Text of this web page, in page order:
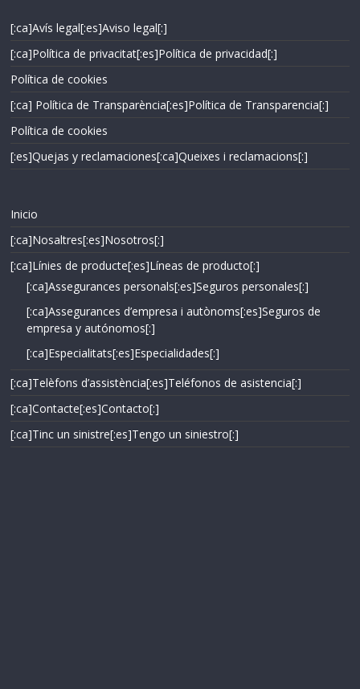
[:ca]Avís legal[:es]Aviso legal[:]
[:ca]Política de privacitat[:es]Política de privacidad[:]
Política de cookies
[:ca] Política de Transparència[:es]Política de Transparencia[:]
Política de cookies
[:es]Quejas y reclamaciones[:ca]Queixes i reclamacions[:]
Inicio
[:ca]Nosaltres[:es]Nosotros[:]
[:ca]Línies de producte[:es]Líneas de producto[:]
[:ca]Assegurances personals[:es]Seguros personales[:]
[:ca]Assegurances d’empresa i autònoms[:es]Seguros de
empresa y autónomos[:]
[:ca]Especialitats[:es]Especialidades[:]
[:ca]Telèfons d’assistència[:es]Teléfonos de asistencia[:]
[:ca]Contacte[:es]Contacto[:]
[:ca]Tinc un sinistre[:es]Tengo un siniestro[:]